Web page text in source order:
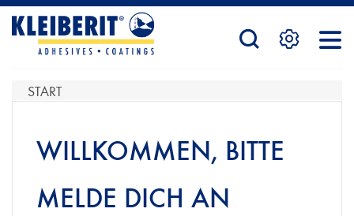
STARTSEITE
PRODUKTE
SERVICE
START
WILLKOMMEN, BITTE
MELDE DICH AN